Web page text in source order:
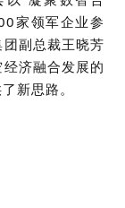
家领军企业参
副总裁王晓芳
经济融合发展的
新思路。